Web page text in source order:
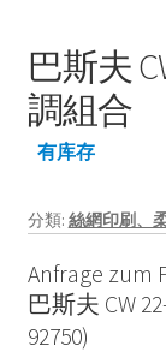
巴斯夫
調組合
有库存
分類: 絲網印刷、
Anfrage zum
巴斯夫 CW
92750)